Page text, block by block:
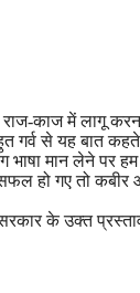
काज में लागू
गर्व से यह बात
मान लेने पर
हो गए तो कबीर
के उक्त